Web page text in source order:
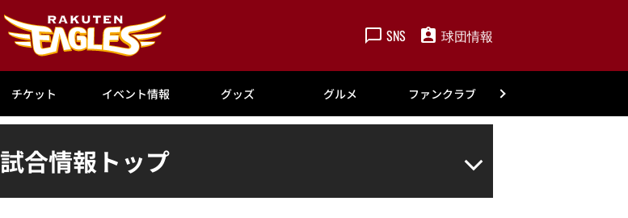
SNS 球団情報
チケット イベント情報 グッズ グルメ ファンクラブ
試合情報トップ